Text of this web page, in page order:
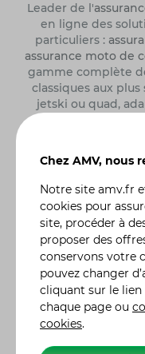
Leader de l'
en ligne des
particuliers :
assurance moto de
gamme complète
classiques aux
jetski ou quad,
des risques liés à
devis à la
moto, auto ou
conseillers sont
renseigner et
votre contrat
constructeurs moto
Alors n'hésitez
de gagner !
Scooter. AMV
interrogés par Avis
Chez AMV, nous
Notre site amv.fr
cookies pour
site, procéder à
proposer des
conservons votre
pouvez changer
cliquant sur le lien
chaque page ou
cookies.